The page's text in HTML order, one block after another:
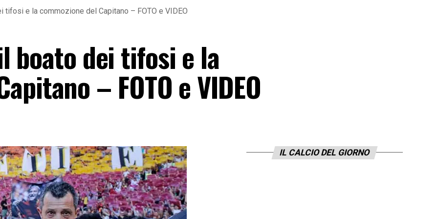
tifosi e la commozione del Capitano – FOTO e VIDEO
boato dei tifosi e la
– FOTO e VIDEO
IL CALCIO DEL GIORNO